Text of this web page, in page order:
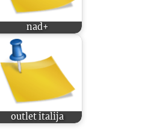
nad+
outlet italija